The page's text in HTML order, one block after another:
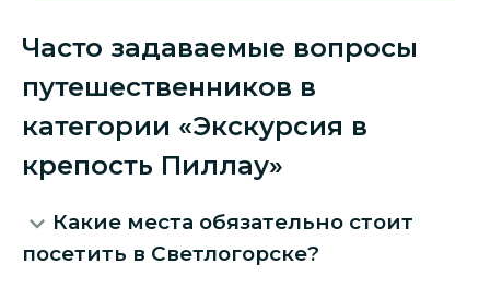
Часто задаваемые вопросы
путешественников в
категории «Экскурсия в
крепость Пиллау»
Какие места обязательно стоит
посетить в Светлогорске?